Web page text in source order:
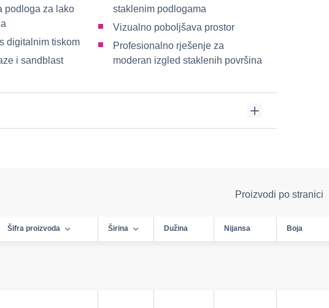
podloga za lako
digitalnim tiskom
i sandblast
staklenim podlogama
Vizualno poboljšava prostor
Profesionalno rješenje za
moderan izgled staklenih površina
Proizvodi po stranici
Šifra proizvoda Širina Dužina Nijansa Boja